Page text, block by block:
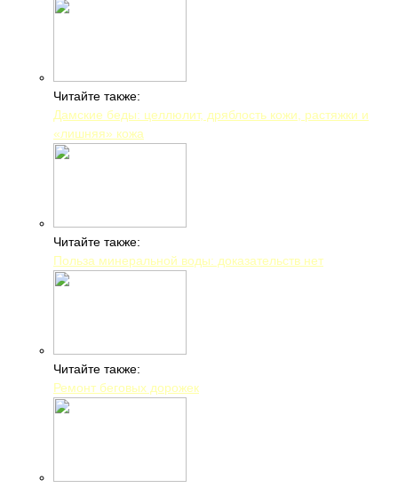
Читайте также:
Дамские беды: целлюлит, дряблость кожи, растяжки и
«лишняя» кожа
Читайте также:
Польза минеральной воды: доказательств нет
Читайте также:
Ремонт беговых дорожек